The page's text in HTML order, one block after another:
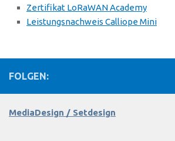
Zertifikat LoRaWAN Academy
Leistungsnachweis Calliope Mini
FOLGEN:
MediaDesign / Setdesign